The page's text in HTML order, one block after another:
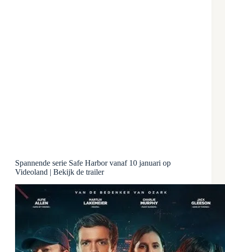
Spannende serie Safe Harbor vanaf 10 januari op
Videoland | Bekijk de trailer